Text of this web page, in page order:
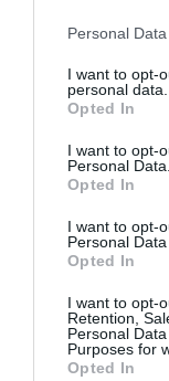
Personal
I want to opt-
personal data.
Opted In
I want to opt-
Personal Data.
Opted In
I want to opt-
Personal
Opted In
I want to opt-
Retention,
Personal
Purposes for
Opted In